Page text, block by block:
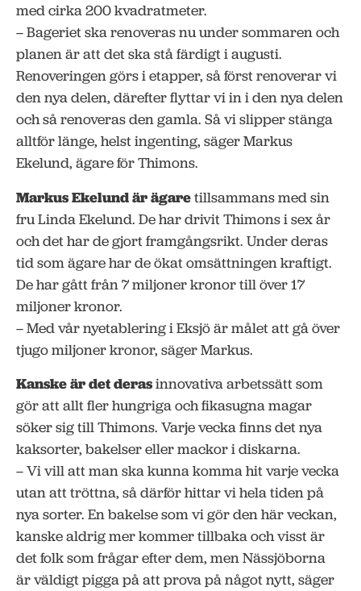
med cirka 200 kvadratmeter.
– Bageriet ska renoveras nu under sommaren och
planen är att det ska stå färdigt i augusti.
Renoveringen görs i etapper, så först renoverar vi
den nya delen, därefter flyttar vi in i den nya delen
och så renoveras den gamla. Så vi slipper stänga
alltför länge, helst ingenting, säger Markus
Ekelund, ägare för Thimons.
Markus Ekelund är ägaretillsammans med sin
fru Linda Ekelund. De har drivit Thimons i sex år
och det har de gjort framgångsrikt. Under deras
tid som ägare har de ökat omsättningen kraftigt.
De har gått från 7 miljoner kronor till över 17
miljoner kronor.
– Med vår nyetablering i Eksjö är målet att gå över
tjugo miljoner kronor, säger Markus.
Kanske är det derasinnovativa arbetssätt som
gör att allt fler hungriga och fikasugna magar
söker sig till Thimons. Varje vecka finns det nya
kaksorter, bakelser eller mackor i diskarna.
– Vi vill att man ska kunna komma hit varje vecka
utan att tröttna, så därför hittar vi hela tiden på
nya sorter. En bakelse som vi gör den här veckan,
kanske aldrig mer kommer tillbaka och visst är
det folk som frågar efter dem, men Nässjöborna
är väldigt pigga på att prova på något nytt, säger